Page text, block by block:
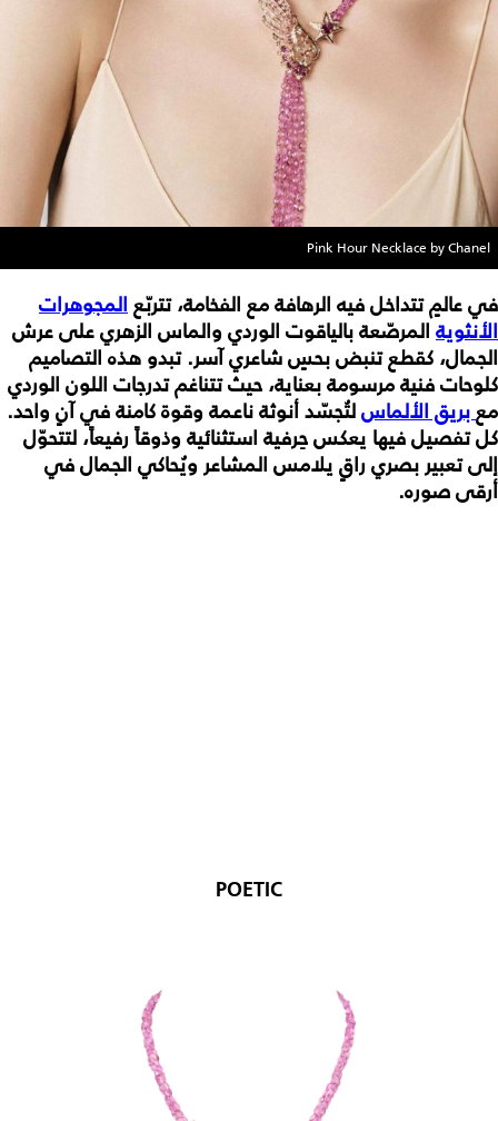
Pink Hour Necklace by Chanel
في عالمٍ تتداخل فيه الرهافة مع الفخامة، تتربّع المجوهرات
الأنثوية المرصّعة بالياقوت الوردي والماس الزهري على عرش
الجمال، كقطع تنبض بحسٍ شاعري آسر. تبدو هذه التصاميم
كلوحات فنية مرسومة بعناية، حيث تتناغم تدرجات اللون الوردي
معبريق الألماسلتُجسّد أنوثة ناعمة وقوة كامنة في آنٍ واحد.
كل تفصيل فيها يعكس حِرفية استثنائية وذوقاً رفيعاً، لتتحوّل
إلى تعبير بصري راقٍ يلامس المشاعر ويُحاكي الجمال في
أرقى صوره.
POETIC